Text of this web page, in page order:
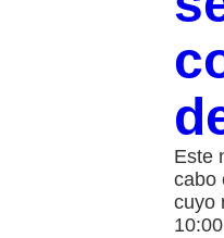
Este
cabo
cuyo